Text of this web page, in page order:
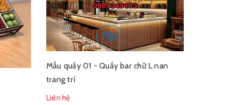
Mẫu quầy 01 - Quầy bar chữ L nan
trang trí
Liên hệ